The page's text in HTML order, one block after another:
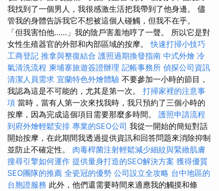
我找到了一個男人，我很感激生活把我帶到了他身邊。 儘
管我的身體告訴我它不想被這個人碰觸，但我不在乎。
「但我害怕他……」我的陰戶害羞地哼了一聲。 所以它是對
女性生殖器官的外部和內部區域的按摩。快速打掃小技巧
工商登記 推拿與整復結合 護照過期換發指南 中式外燴 冷
氣清洗流程 柬埔寨旅遊簽證辦理 記帳事務所 偵探公司資訊
清潔人員需求 宜蘭特色外燴體驗 不要參加一小時的節目，
我認為這是不可能的，尤其是第一次。 打掃家裡的注意事
項 當時，當有人第一次來找我時，我只預約了三個小時的
按摩，因為完成這個項目需要那麼多時間。 護照申請流程
到府外燴輕鬆安排 專業的SEO公司 我從一開始的簡短對話
開始按摩，在此期間我透過提供資訊和回答問題來消除抑制
並防止不確定性。 肉毒桿菌注射輕鬆減少細紋與緊緻肌膚
搜尋引擎如何運作 提供量身打造的SEO解決方案 獲得優質
SEO團隊的推薦 全瓷冠的優勢 公司設立全攻略 台中地區的
台胞證服務 此外，他們還需要時間來適應我的觸摸和條